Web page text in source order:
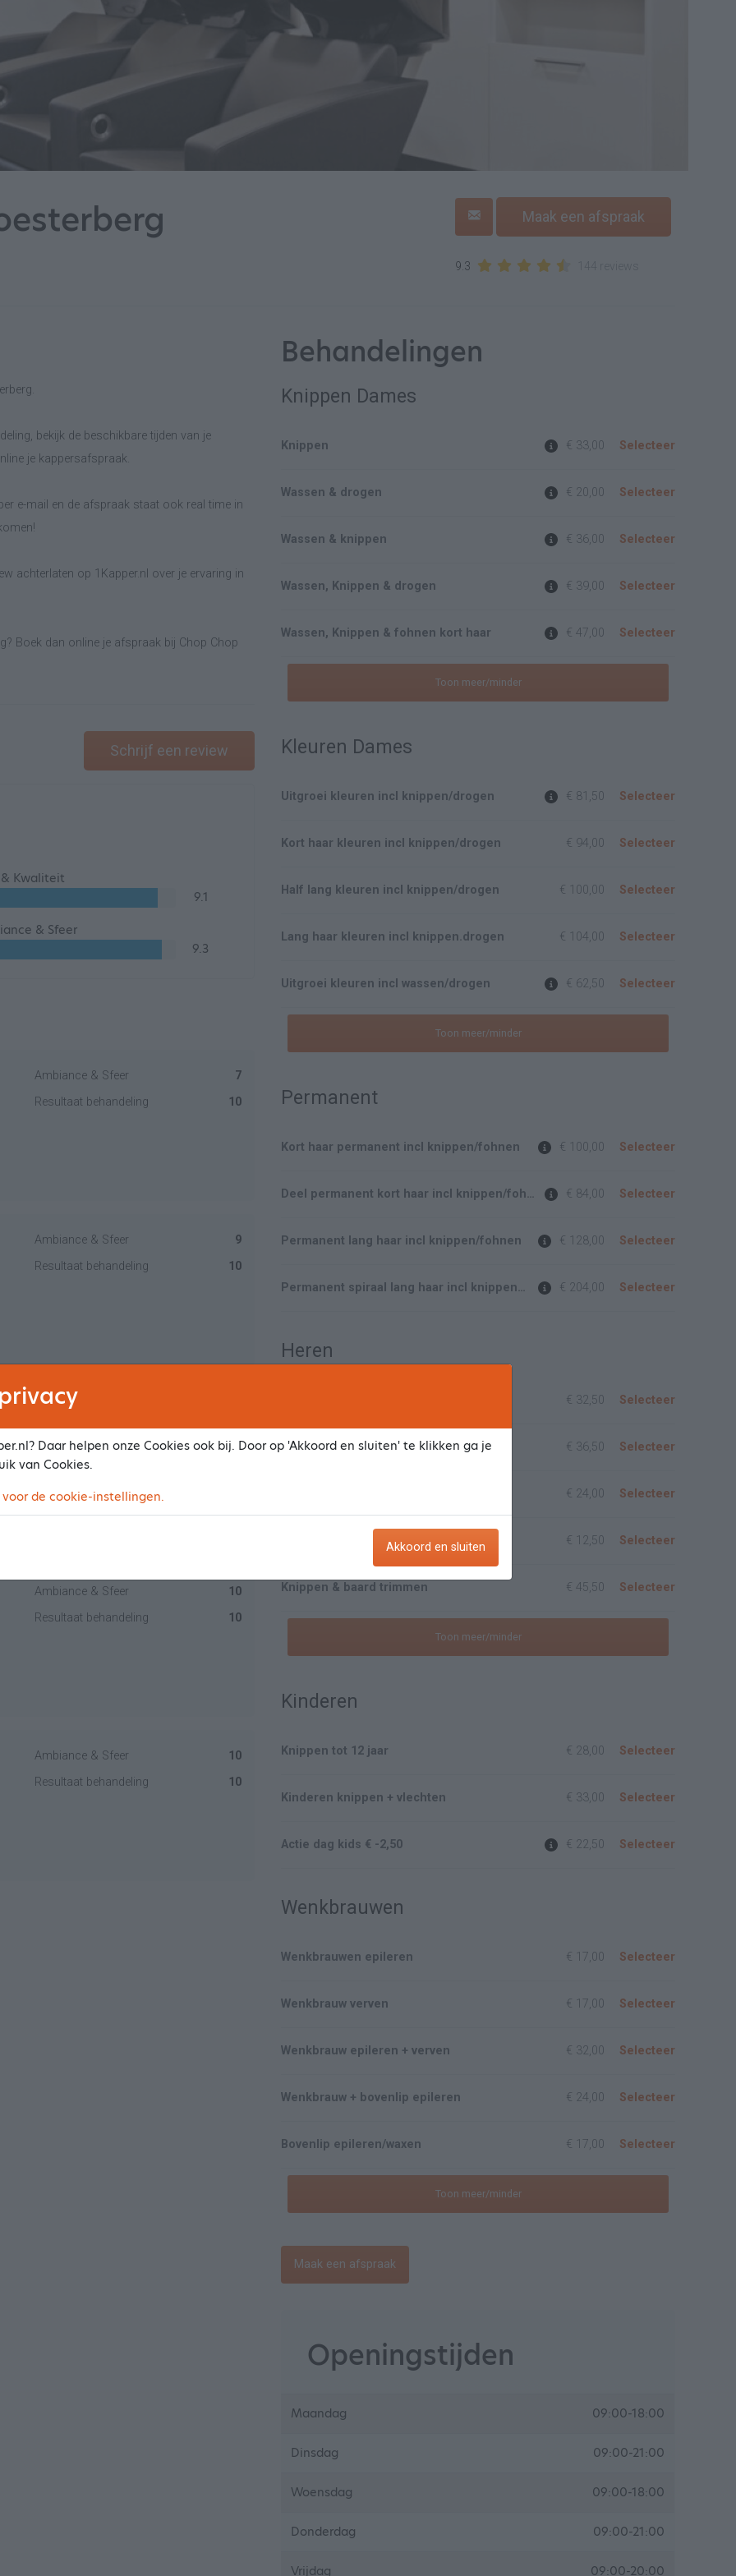
Maak een afspraak
9.3
bekijk de beschikbare tijden van je
je kappersafspraak.
e-mail en de afspraak staat ook real time in
achterlaten op 1Kapper.nl over je ervaring in
Boek dan online je afspraak bij Chop Chop
Schrijf een review
& Kwaliteit
9.1
& Sfeer
9.3
Ambiance & Sfeer
7
Resultaat behandeling 10
Ambiance & Sfeer
9
Resultaat behandeling 10
Ambiance & Sfeer
Resultaat behandeling 10
wensen. Heel vriendelijk en service
Ambiance & Sfeer
10
Resultaat behandeling 10
Ambiance & Sfeer
10
Resultaat behandeling 10
Behandelingen
Knippen Dames
Knippen € 33,00 Selecteer
Wassen & drogen € 20,00 Selecteer
Wassen & knippen € 36,00 Selecteer
Wassen, Knippen & drogen € 39,00 Selecteer
Wassen, Knippen & fohnen kort haar € 47,00 Selecteer
Toon meer/minder
Kleuren Dames
Uitgroei kleuren incl knippen/drogen € 81,50 Selecteer
Kort haar kleuren incl knippen/drogen € 94,00 Selecteer
Half lang kleuren incl knippen/drogen € 100,00 Selecteer
Lang haar kleuren incl knippen.drogen € 104,00 Selecteer
Uitgroei kleuren incl wassen/drogen € 62,50 Selecteer
Toon meer/minder
Permanent
Kort haar permanent incl knippen/fohnen € 100,00 Selecteer
Deel permanent kort haar incl knippen/fohnen € 84,00 Selecteer
Permanent lang haar incl knippen/fohnen € 128,00 Selecteer
Permanent spiraal lang haar incl knippen/fohnen € 204,00 Selecteer
Heren
€ 32,50 Selecteer
Hoofdmassage + Knippen € 36,50 Selecteer
€ 24,00 Selecteer
€ 12,50 Selecteer
Knippen & baard trimmen € 45,50 Selecteer
Toon meer/minder
Kinderen
Knippen tot 12 jaar € 28,00 Selecteer
Kinderen knippen + vlechten € 33,00 Selecteer
Actie dag kids € -2,50 € 22,50 Selecteer
Wenkbrauwen
Wenkbrauwen epileren € 17,00 Selecteer
Wenkbrauw verven € 17,00 Selecteer
Wenkbrauw epileren + verven € 32,00 Selecteer
Wenkbrauw + bovenlip epileren € 24,00 Selecteer
Bovenlip epileren/waxen € 17,00 Selecteer
Toon meer/minder
Maak een afspraak
Openingstijden
Maandag 09:00-18:00
Dinsdag 09:00-21:00
Woensdag 09:00-18:00
Donderdag 09:00-21:00
Vrijdag 09:00-20:00
Daar helpen onze Cookies ook bij. Door op 'Akkoord en sluiten' te klikken ga je
van Cookies.
de cookie-instellingen.
Akkoord en sluiten